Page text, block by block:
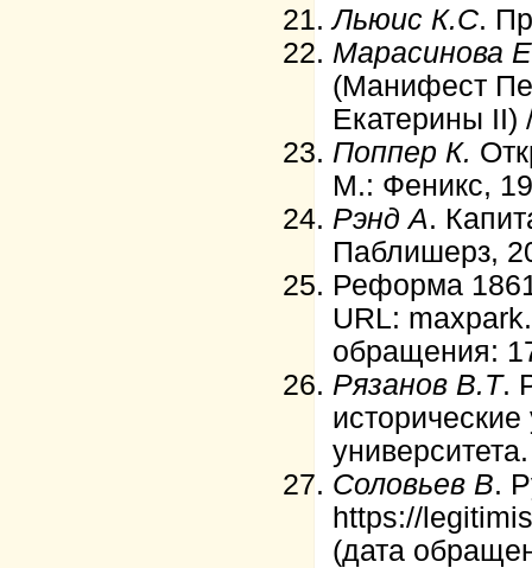
Льюис К.С.
Марасинова
(Манифест
Екатерины II)
Поппер К.
М.: Феникс,
Рэнд А.
Паблишерз,
Реформа
URL:
обращения:
Рязанов В.Т.
исторические
Соловьев В.
https://
(дата